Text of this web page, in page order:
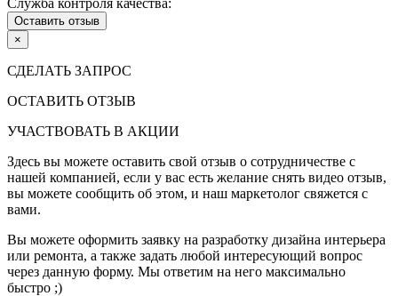
Оставить отзыв
×
СДЕЛАТЬ ЗАПРОС
ОСТАВИТЬ ОТЗЫВ
УЧАСТВОВАТЬ В АКЦИИ
Здесь вы можете оставить свой отзыв о сотрудничестве с
нашей компанией, если у вас есть желание снять видео отзыв,
вы можете сообщить об этом, и наш маркетолог свяжется с
вами.
Вы можете оформить заявку на разработку дизайна интерьера
или ремонта, а также задать любой интересующий вопрос
через данную форму. Мы ответим на него максимально
быстро ;)